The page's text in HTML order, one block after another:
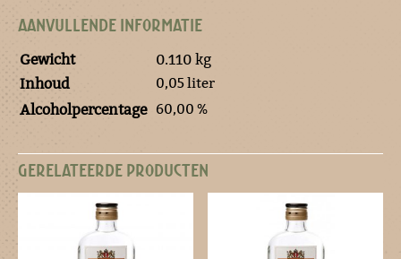
AANVULLENDE INFORMATIE
Gewicht
0.110 kg
Inhoud
0,05 liter
Alcoholpercentage 60,00 %
GERELATEERDE PRODUCTEN